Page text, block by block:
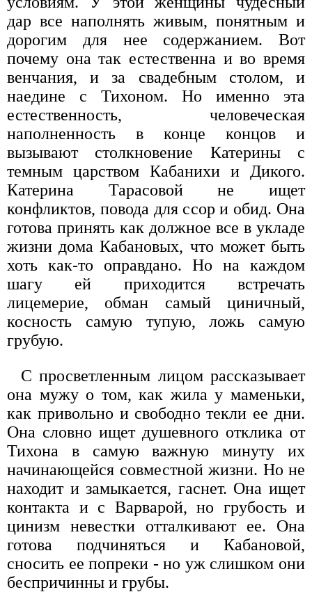
дар все наполнять живым, понятным и
дорогим для нее содержанием. Вот
почему она так естественна и во время
венчания, и за свадебным столом, и
наедине с Тихоном. Но именно эта
естественность, человеческая
наполненность в конце концов и
вызывают столкновение Катерины с
темным царством Кабанихи и Дикого.
Катерина Тарасовой не ищет
конфликтов, повода для ссор и обид. Она
готова принять как должное все в укладе
жизни дома Кабановых, что может быть
хоть как-то оправдано. Но на каждом
шагу ей приходится встречать
лицемерие, обман самый циничный,
косность самую тупую, ложь самую
грубую.
С просветленным лицом рассказывает
она мужу о том, как жила у маменьки,
как привольно и свободно текли ее дни.
Она словно ищет душевного отклика от
Тихона в самую важную минуту их
начинающейся совместной жизни. Но не
находит и замыкается, гаснет. Она ищет
контакта и с Варварой, но грубость и
цинизм невестки отталкивают ее. Она
готова подчиняться и Кабановой,
сносить ее попреки - но уж слишком они
беспричинны и грубы.